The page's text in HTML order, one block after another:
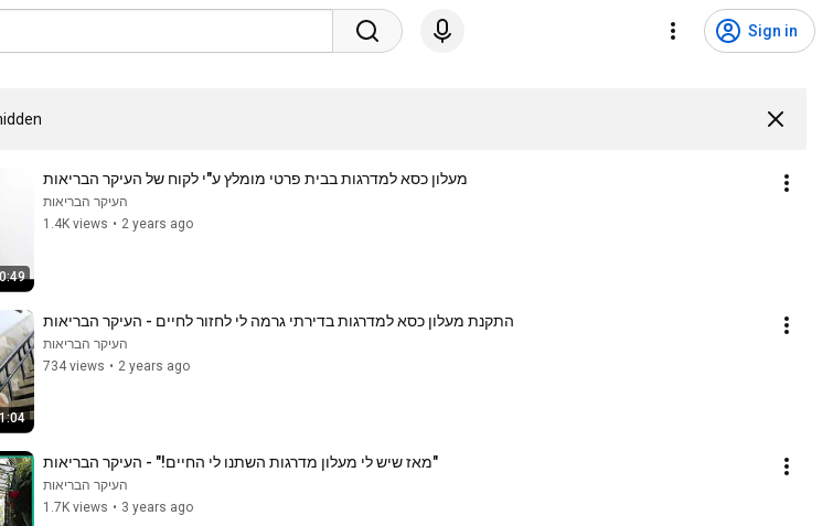
Sign in
0:49
מעלון כסא למדרגות בבית פרטי מומלץ ע"י לקוח של העיקר הבריאות
העיקר הבריאות
1.4K views • 2 years ago
1:04
התקנת מעלון כסא למדרגות בדירתי גרמה לי לחזור לחיים - העיקר הבריאות
העיקר הבריאות
734 views • 2 years ago
"מאז שיש לי מעלון מדרגות השתנו לי החיים!" - העיקר הבריאות
העיקר הבריאות
1.7K views • 3 years ago